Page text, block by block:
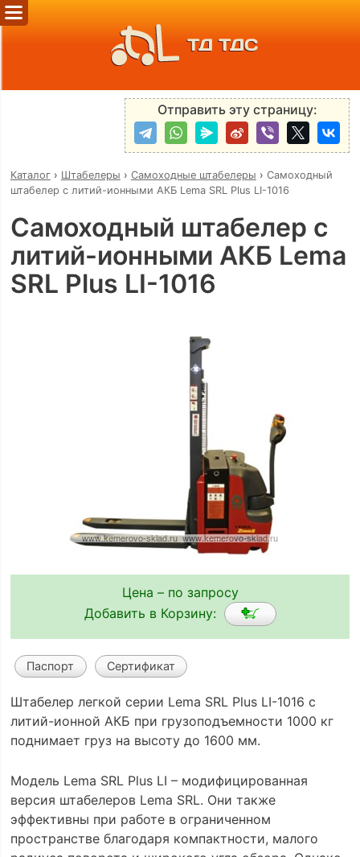
ТД ТДС
Отправить эту страницу:
Каталог› Штабелеры › Самоходные штабелеры › Самоходный
штабелер с литий-ионными АКБ Lema SRL Plus LI-1016
Самоходный штабелер с
литий-ионными АКБ Lema
SRL Plus LI-1016
Цена – по запросу
Добавить в Корзину:
Паспорт Сертификат
Штабелер легкой серии Lema SRL Plus LI-1016 с
литий-ионной АКБ при грузоподъемности 1000 кг
поднимает груз на высоту до 1600 мм.
Модель Lema SRL Plus LI – модифицированная
версия штабелеров Lema SRL. Они также
эффективны при работе в ограниченном
пространстве благодаря компактности, малого